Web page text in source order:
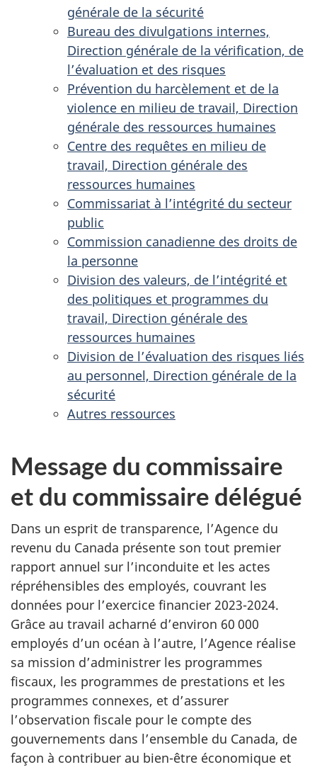
générale de la sécurité
Bureau des divulgations internes,
Direction générale de la vérification, de
l’évaluation et des risques
Prévention du harcèlement et de la
violence en milieu de travail, Direction
générale des ressources humaines
Centre des requêtes en milieu de
travail, Direction générale des
ressources humaines
Commissariat à l’intégrité du secteur
public
Commission canadienne des droits de
la personne
Division des valeurs, de l’intégrité et
des politiques et programmes du
travail, Direction générale des
ressources humaines
Division de l’évaluation des risques liés
au personnel, Direction générale de la
sécurité
Autres ressources
Message du commissaire
et du commissaire délégué
Dans un esprit de transparence, l’Agence du
revenu du Canada présente son tout premier
rapport annuel sur l’inconduite et les actes
répréhensibles des employés, couvrant les
données pour l’exercice financier 2023-2024.
Grâce au travail acharné d’environ 60 000
employés d’un océan à l’autre, l’Agence réalise
sa mission d’administrer les programmes
fiscaux, les programmes de prestations et les
programmes connexes, et d’assurer
l’observation fiscale pour le compte des
gouvernements dans l’ensemble du Canada, de
façon à contribuer au bien-être économique et